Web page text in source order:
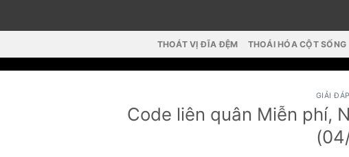
THOÁT VỊ ĐĨA ĐỆM THOÁI HÓA CỘT SỐNG
GIẢI
Code liên quân Miễn phí,